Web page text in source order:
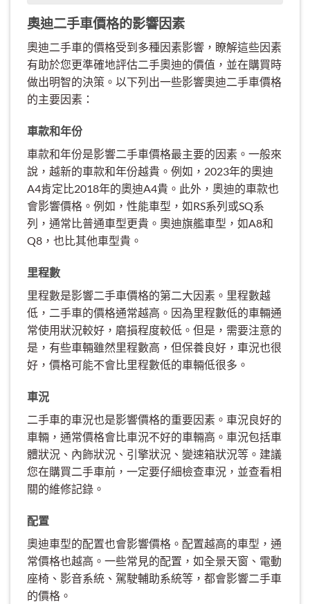
奧迪二手車價格的影響因素
奧迪二手車的價格受到多種因素影響，瞭解這些因素
有助於您更準確地評估二手奧迪的價值，並在購買時
做出明智的決策。以下列出一些影響奧迪二手車價格
的主要因素：
車款和年份
車款和年份是影響二手車價格最主要的因素。一般來
說，越新的車款和年份越貴。例如，2023年的奧迪
A4肯定比2018年的奧迪A4貴。此外，奧迪的車款也
會影響價格。例如，性能車型，如RS系列或SQ系
列，通常比普通車型更貴。奧迪旗艦車型，如A8和
Q8，也比其他車型貴。
里程數
里程數是影響二手車價格的第二大因素。里程數越
低，二手車的價格通常越高。因為里程數低的車輛通
常使用狀況較好，磨損程度較低。但是，需要注意的
是，有些車輛雖然里程數高，但保養良好，車況也很
好，價格可能不會比里程數低的車輛低很多。
車況
二手車的車況也是影響價格的重要因素。車況良好的
車輛，通常價格會比車況不好的車輛高。車況包括車
體狀況、內飾狀況、引擎狀況、變速箱狀況等。建議
您在購買二手車前，一定要仔細檢查車況，並查看相
關的維修記錄。
配置
奧迪車型的配置也會影響價格。配置越高的車型，通
常價格也越高。一些常見的配置，如全景天窗、電動
座椅、影音系統、駕駛輔助系統等，都會影響二手車
的價格。